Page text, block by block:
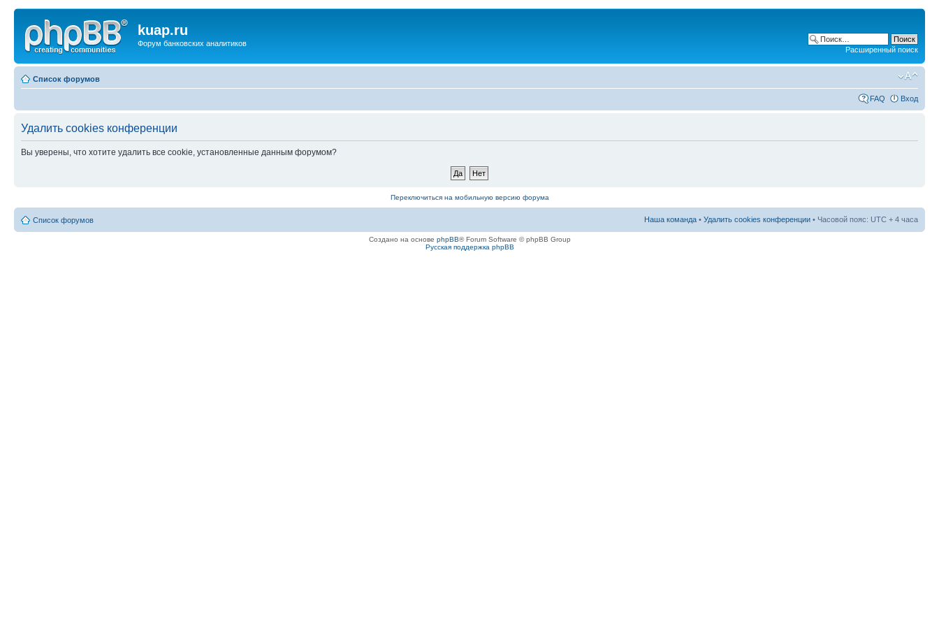
kuap.ru
Форум банковских аналитиков
Расширенный поиск
Список форумов
FAQ Вход
Удалить cookies конференции
Вы уверены, что хотите удалить все cookie, установленные данным форумом?
Переключиться на мобильную версию форума
Список форумов Наша команда • Удалить cookies конференции • Часовой пояс: UTC + 4 часа
Создано на основе phpBB® Forum Software © phpBB Group
Русская поддержка phpBB